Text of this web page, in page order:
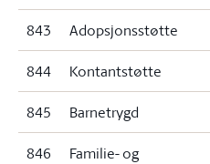
843 Adopsjonsstøtte
844 Kontantstøtte
845 Barnetrygd
846
Familie- og